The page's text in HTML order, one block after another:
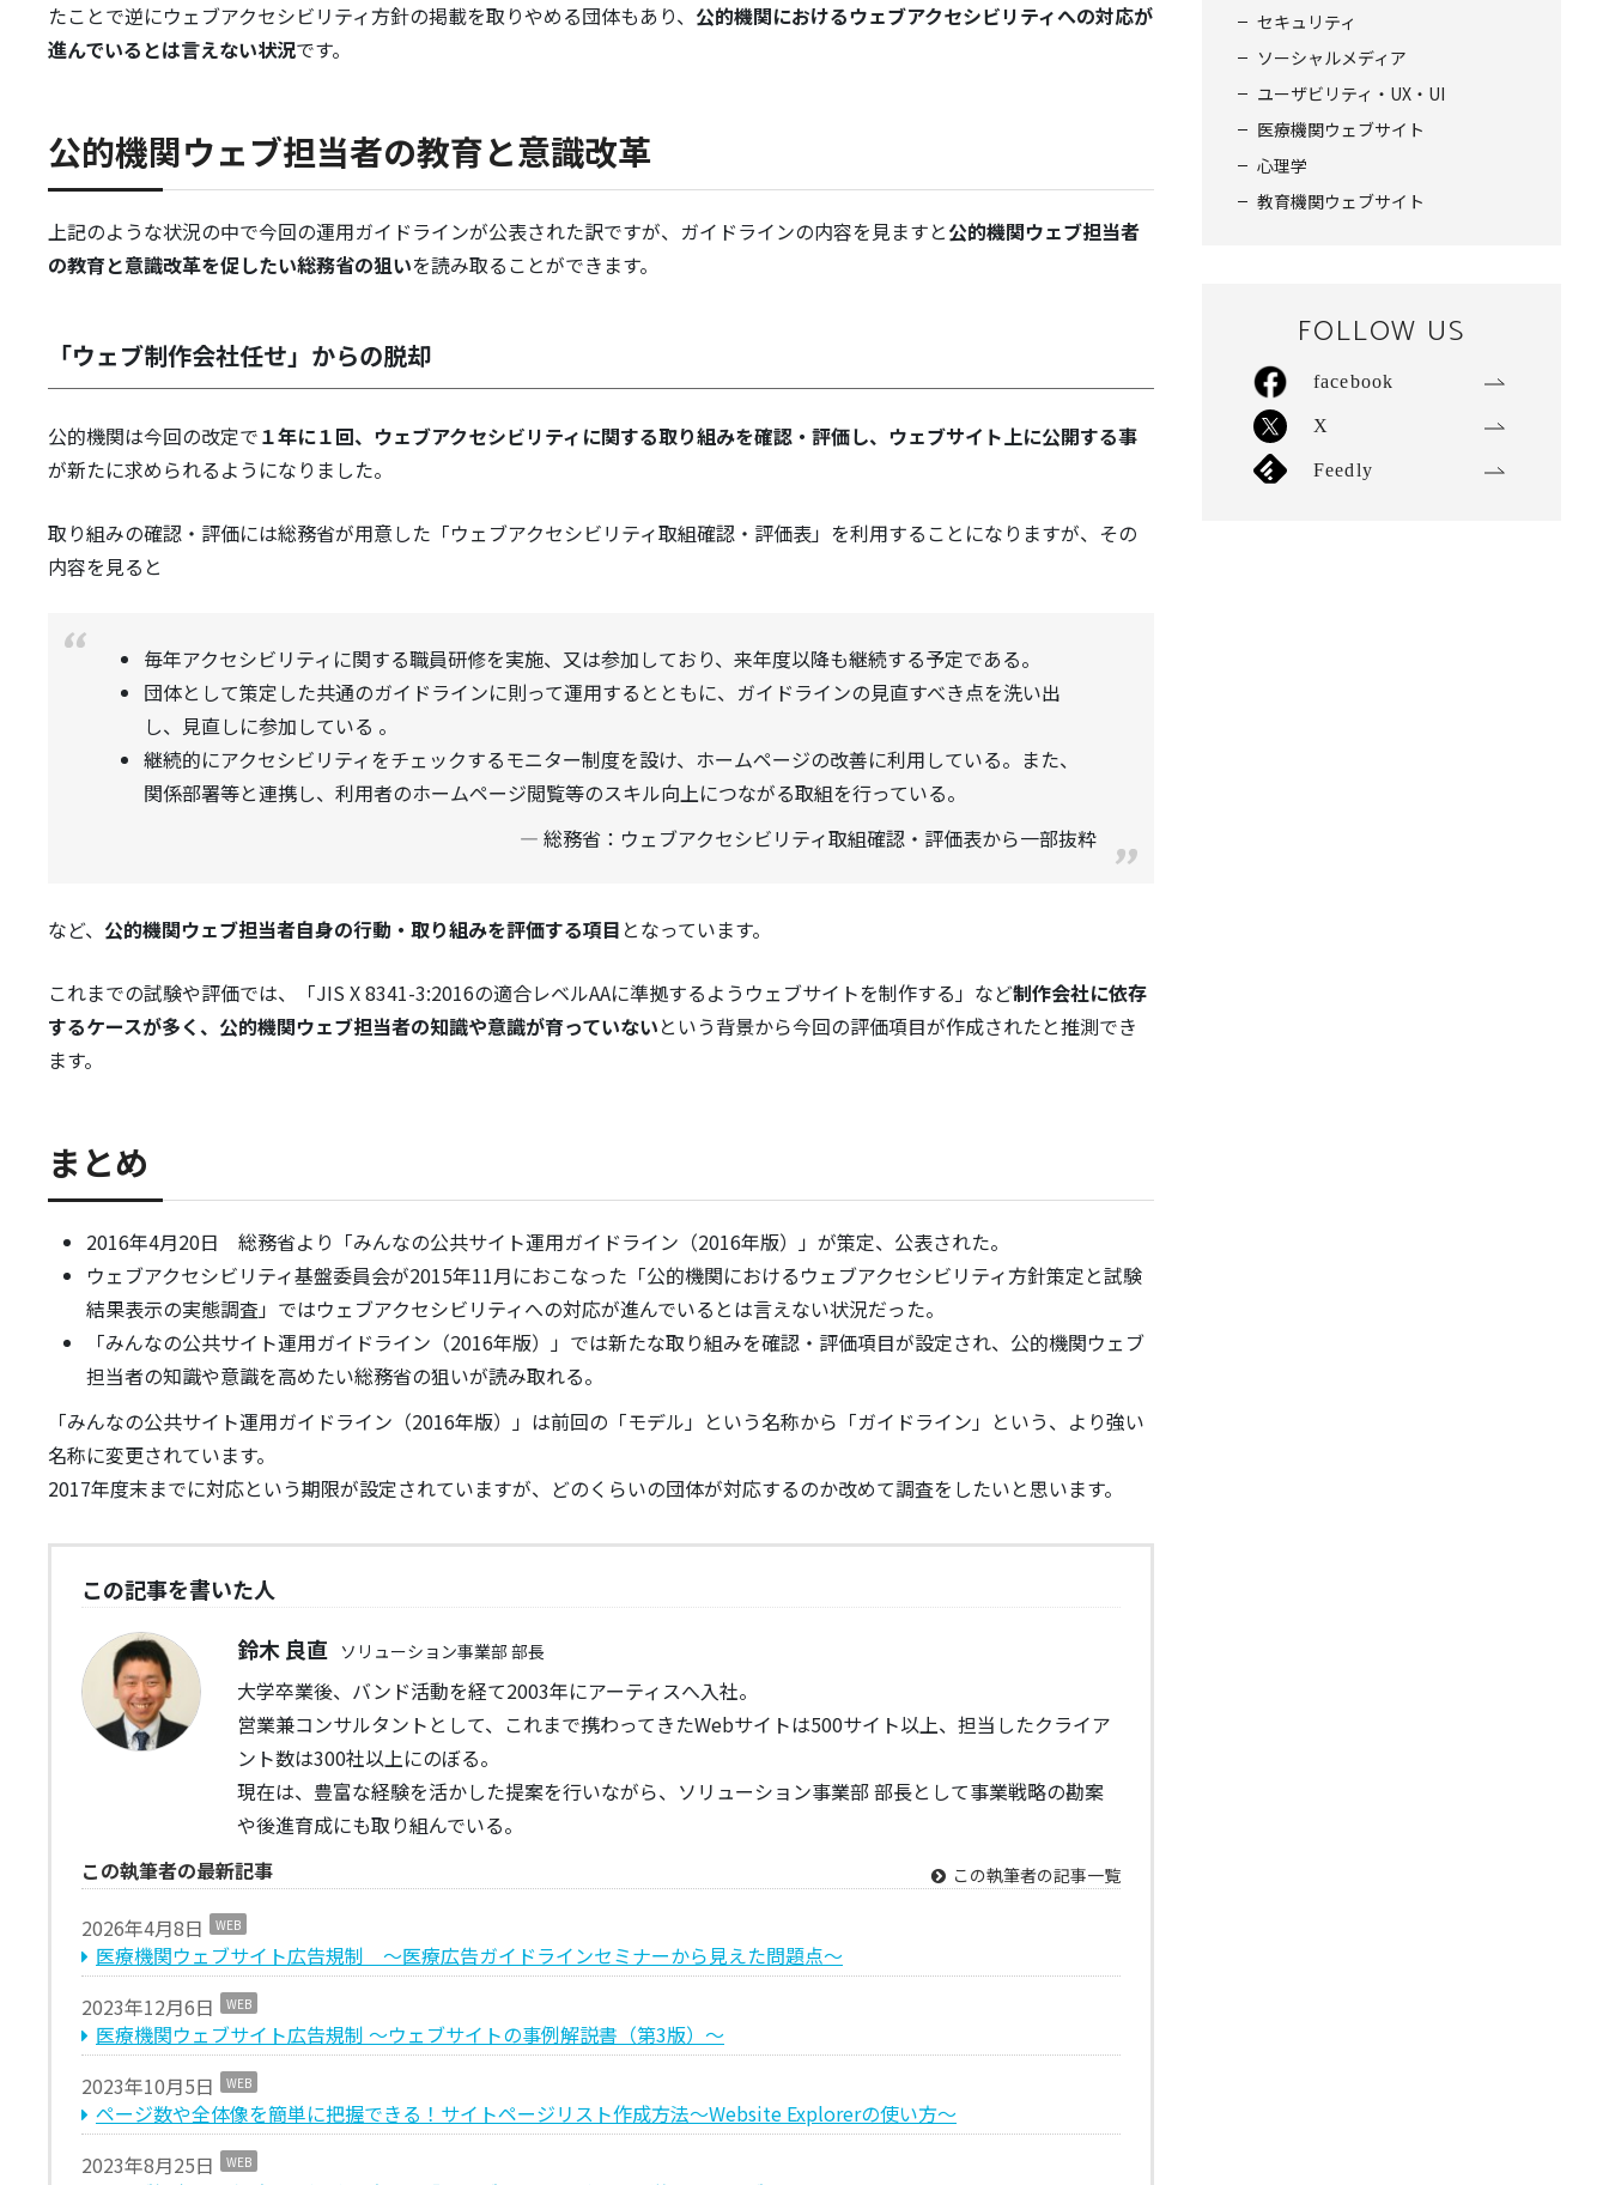
たことで逆にウェブアクセシビリティ方針の掲載を取りやめる団体もあり、 公的機関におけるウェブアクセシビリティへの対応が
進んでいるとは言えない状況です。
公的機関ウェブ担当者の教育と意識改革
上記のような状況の中で今回の運用ガイドラインが公表された訳ですが、ガイドラインの内容を見ますと公的機関ウェブ担当者
の教育と意識改革を促したい総務省の狙いを読み取ることができます。
「ウェブ制作会社任せ」からの脱却
公的機関は今回の改定で１年に１回、ウェブアクセシビリティに関する取り組みを確認・評価し、ウェブサイト上に公開する事
が新たに求められるようになりました。
取り組みの確認・評価には総務省が用意した「ウェブアクセシビリティ取組確認・評価表」を利用することになりますが、その
内容を見ると
毎年アクセシビリティに関する職員研修を実施、又は参加しており、来年度以降も継続する予定である。
団体として策定した共通のガイドラインに則って運用するとともに、ガイドラインの見直すべき点を洗い出
し、見直しに参加している 。
継続的にアクセシビリティをチェックするモニター制度を設け、ホームページの改善に利用している。また、
関係部署等と連携し、利用者のホームページ閲覧等のスキル向上につながる取組を行っている。
総務省：ウェブアクセシビリティ取組確認・評価表から一部抜粋
など、 公的機関ウェブ担当者自身の行動・取り組みを評価する項目 となっています。
これまでの試験や評価では、「JIS X 8341-3:2016の適合レベルAAに準拠するようウェブサイトを制作する」など制作会社に依存
するケースが多く、公的機関ウェブ担当者の知識や意識が育っていないという背景から今回の評価項目が作成されたと推測でき
ます。
まとめ
2016年4月20日 総務省より「みんなの公共サイト運用ガイドライン（2016年版）」が策定、公表された。
ウェブアクセシビリティ基盤委員会が2015年11月におこなった「公的機関におけるウェブアクセシビリティ方針策定と試験
結果表示の実態調査」ではウェブアクセシビリティへの対応が進んでいるとは言えない状況だった。
「みんなの公共サイト運用ガイドライン（2016年版）」では新たな取り組みを確認・評価項目が設定され、公的機関ウェブ
担当者の知識や意識を高めたい総務省の狙いが読み取れる。
「みんなの公共サイト運用ガイドライン（2016年版）」は前回の「モデル」という名称から「ガイドライン」という、より強い
名称に変更されています。
2017年度末までに対応という期限が設定されていますが、どのくらいの団体が対応するのか改めて調査をしたいと思います。
この記事を書いた人
鈴木 良直
ソリューション事業部 部長
大学卒業後、バンド活動を経て2003年にアーティスへ入社。
営業兼コンサルタントとして、これまで携わってきたWebサイトは500サイト以上、担当したクライア
ント数は300社以上にのぼる。
現在は、豊富な経験を活かした提案を行いながら、ソリューション事業部 部長として事業戦略の勘案
や後進育成にも取り組んでいる。
この執筆者の最新記事
この執筆者の記事一覧
2026年4月8日 WEB
医療機関ウェブサイト広告規制 ～医療広告ガイドラインセミナーから見えた問題点～
2023年12月6日
WEB
医療機関ウェブサイト広告規制 〜ウェブサイトの事例解説書（第3版）〜
2023年10月5日
WEB
ページ数や全体像を簡単に把握できる！サイトページリスト作成方法〜Website Explorerの使い⽅〜
2023年8月25日
WEB
セキュリティ
ソーシャルメディア
ユーザビリティ・UX・UI
医療機関ウェブサイト
心理学
教育機関ウェブサイト
FOLLOW US
facebook
X
Feedly